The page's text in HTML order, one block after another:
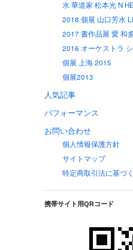
水 華道家 松本光 N
2018 個展 山口芳水
2017 書作品展 愛 和
2016 オーケストラ
個展 上海 2015
個展2013
人気記事
パフォーマンス
お問い合わせ
個人情報保護方針
サイトマップ
特定商取引法に基づ
携帯サイト用QRコード